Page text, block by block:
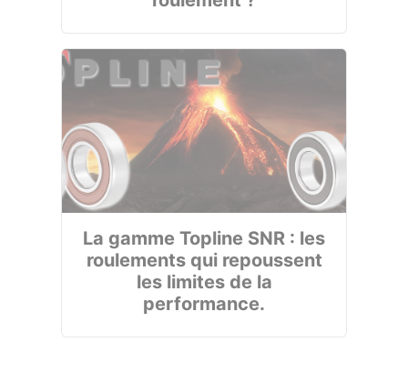
La gamme Topline SNR : les
roulements qui repoussent
les limites de la
performance.